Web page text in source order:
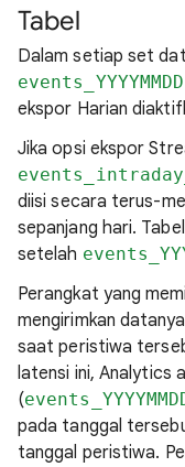
Tabel
Dalam setiap set
events_YYYYMMDD
ekspor Harian
Jika opsi ekspor
diisi secara terus-
sepanjang hari.
setelah
Perangkat yang
mengirimkan
saat peristiwa
latensi ini, Analytics
(
pada tanggal
tanggal peristiwa.